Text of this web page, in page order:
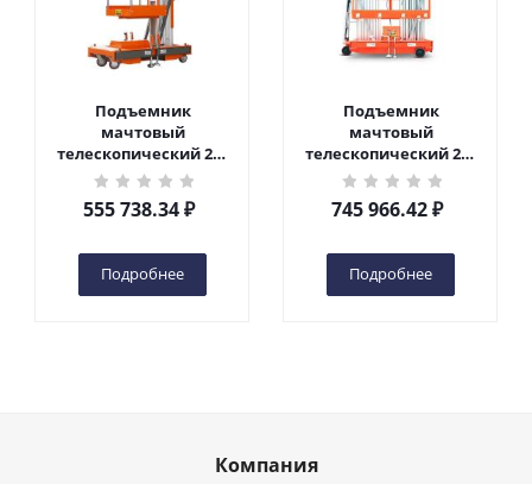
Подъемник
мачтовый
телескопический 200
кг 6 м TOR GTWY6-200S
DC 2-мачтовый
(автономный) (G) в
555 738.34₽
Подробнее
Подъемник
мачтовый
телескопический 200
кг 10 м TOR GTWY10-
200S DC 2-мачтовый
(автономный) (N) в
745 966.42₽
Подробнее
Компания